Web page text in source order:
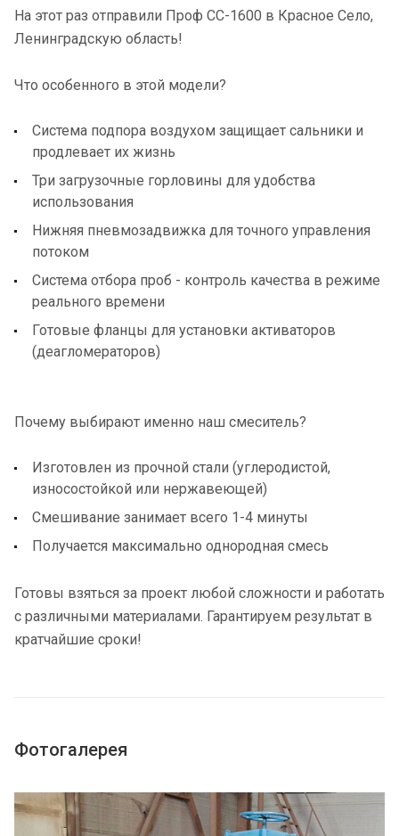
На этот раз отправили Проф СС-1600 в Красное Село,
Ленинградскую область!
Что особенного в этой модели?
Система подпора воздухом защищает сальники и
продлевает их жизнь
Три загрузочные горловины для удобства
использования
Нижняя пневмозадвижка для точного управления
потоком
Система отбора проб - контроль качества в режиме
реального времени
Готовые фланцы для установки активаторов
(деагломераторов)
Почему выбирают именно наш смеситель?
Изготовлен из прочной стали (углеродистой,
износостойкой или нержавеющей)
Смешивание занимает всего 1-4 минуты
Получается максимально однородная смесь
Готовы взяться за проект любой сложности и работать
с различными материалами. Гарантируем результат в
кратчайшие сроки!
Фотогалерея